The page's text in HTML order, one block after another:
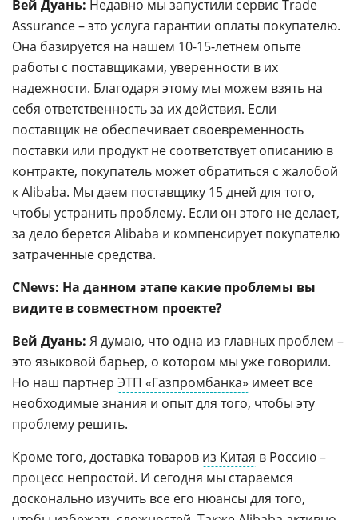
Вей Дуань: Недавно мы запустили сервис Trade
Assurance – это услуга гарантии оплаты покупателю.
Она базируется на нашем 10-15-летнем опыте
работы с поставщиками, уверенности в их
надежности. Благодаря этому мы можем взять на
себя ответственность за их действия. Если
поставщик не обеспечивает своевременность
поставки или продукт не соответствует описанию в
контракте, покупатель может обратиться с жалобой
к Alibaba. Мы даем поставщику 15 дней для того,
чтобы устранить проблему. Если он этого не делает,
за дело берется Alibaba и компенсирует покупателю
затраченные средства.
CNews: На данном этапе какие проблемы вы
видите в совместном проекте?
Вей Дуань: Я думаю, что одна из главных проблем –
это языковой барьер, о котором мы уже говорили.
Но наш партнер ЭТП «Газпромбанка» имеет все
необходимые знания и опыт для того, чтобы эту
проблему решить.
Кроме того, доставка товаров из Китая в Россию –
процесс непростой. И сегодня мы стараемся
досконально изучить все его нюансы для того,